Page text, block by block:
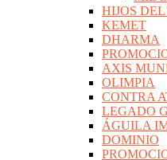
HIJOS DEL
KEMET
DHARMA
AXIS
OLIMPIA
CONTRA
LEGADO
ÁGUILA
DOMINIO